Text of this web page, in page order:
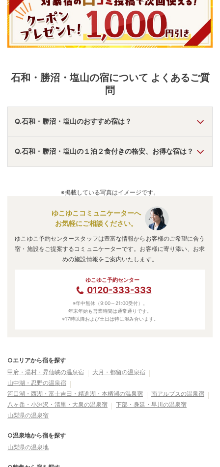
石和・勝沼・塩山の宿について よくあるご質
問
Q.石和・勝沼・塩山のおすすめ宿は？
A.「大江戸温泉物語 ホテル新光」・「華やぎの章 慶山」 ・
川浦温泉 山県館
などの旅館・ホテルがおすすめの宿泊
先です。
Q.石和・勝沼・塩山の１泊２食付きの格安、お得な宿は？
格で泊まれる宿泊先です。※掲載している写真はイメージです。
ゆこゆこコミュニケーターへ
お気軽にご相談ください。
ゆこゆこ予約センタースタッフは豊富な情報からお客様のご希望に合う
宿・施設をご提案するコミュニケーターです。お客様に寄り添い、お求
めの施設情報をご案内いたします。
ゆこゆこ予約センター
0120-333-333
※年中無休（9:00～21:00受付）。
年末年始も営業時間は通常通りです。
※17時以降および土日は特に混み合います。
○エリアから宿を探す
甲府・湯村・昇仙峡の温泉宿
大月・都留の温泉宿
山中湖・忍野の温泉宿
河口湖・西湖・富士吉田・精進湖・本栖湖の温泉宿
南アルプスの温泉宿
八ヶ岳・小淵沢・清里・大泉の温泉宿
下部・身延・早川の温泉宿
山梨県の温泉宿
○温泉地から宿を探す
山梨県の温泉地